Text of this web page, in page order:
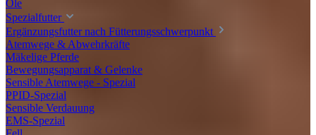
Öle
Spezialfutter
Ergänzungsfutter nach Fütterungsschwerpunkt
Atemwege & Abwehrkräfte
Mäkelige Pferde
Bewegungsapparat & Gelenke
Sensible Atemwege - Spezial
PPID-Spezial
Sensible Verdauung
EMS-Spezial